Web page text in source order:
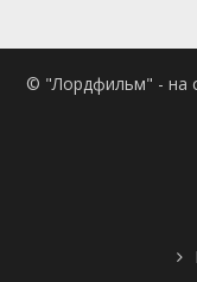
© "Лордфильм" - на